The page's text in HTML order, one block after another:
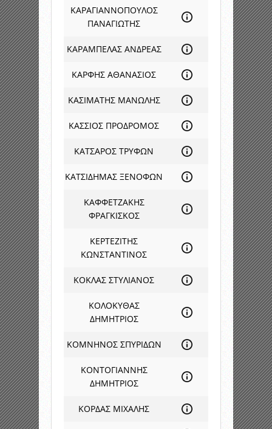
ΚΑΡΑΓΙΑΝΝΟΠΟΥΛΟΣ
ΠΑΝΑΓΙΩΤΗΣ
ΚΑΡΑΜΠΕΛΑΣ ΑΝΔΡΕΑΣ
ΚΑΡΦΗΣ ΑΘΑΝΑΣΙΟΣ
ΚΑΣΙΜΑΤΗΣ ΜΑΝΩΛΗΣ
ΚΑΣΣΙΟΣ ΠΡΟΔΡΟΜΟΣ
ΚΑΤΣΑΡΟΣ ΤΡΥΦΩΝ
ΚΑΤΣΙΔΗΜΑΣ ΞΕΝΟΦΩΝ
ΚΑΦΦΕΤΖΑΚΗΣ
ΦΡΑΓΚΙΣΚΟΣ
ΚΕΡΤΕΖΙΤΗΣ
ΚΩΝΣΤΑΝΤΙΝΟΣ
ΚΟΚΛΑΣ ΣΤΥΛΙΑΝΟΣ
ΚΟΛΟΚΥΘΑΣ
ΔΗΜΗΤΡΙΟΣ
ΚΟΜΝΗΝΟΣ ΣΠΥΡΙΔΩΝ
ΚΟΝΤΟΓΙΑΝΝΗΣ
ΔΗΜΗΤΡΙΟΣ
ΚΟΡΔΑΣ ΜΙΧΑΛΗΣ